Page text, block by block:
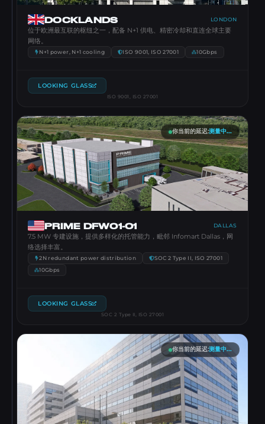
DOCKLANDS LONDON
位于欧洲最互联的枢纽之一，配备 N+1 供电、精密冷却和直连全球主要
网络。
N+1 power, N+1 cooling ISO 9001, ISO 27001 10Gbps
LOOKING GLASS
ISO 9001, ISO 27001
你当前的延迟:测量中...
PRIME DFW01-01 DALLAS
7.5 MW 专建设施，提供多样化的托管能力，毗邻 Infomart Dallas，网
络选择丰富。
2N redundant power distribution
SOC 2 Type II, ISO 27001
10Gbps
LOOKING GLASS
SOC 2 Type II, ISO 27001
你当前的延迟:测量中...